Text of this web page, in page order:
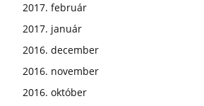
2017. február
2017. január
2016. december
2016. november
2016. október